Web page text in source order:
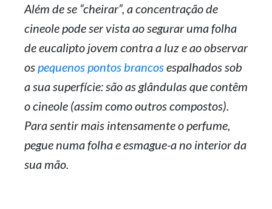
Além de se “cheirar”, a concentração de
cineole pode ser vista ao segurar uma folha
de eucalipto jovem contra a luz e ao observar
os pequenos pontos brancosespalhados sob
a sua superfície: são as glândulas que contêm
o cineole (assim como outros compostos).
Para sentir mais intensamente o perfume,
pegue numa folha e esmague-a no interior da
sua mão.